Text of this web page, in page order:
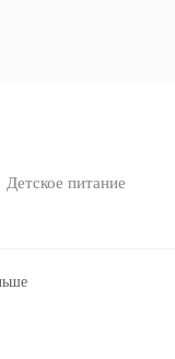
Детское питание